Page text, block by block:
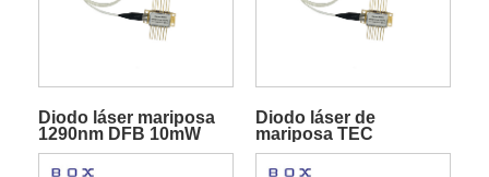
Diodo láser mariposa
1290nm DFB 10mW
Diodo láser de
mariposa TEC
incorporado DFB de
1330 nm